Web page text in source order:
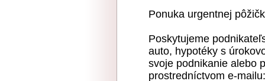
Ponuka urgentnej
Poskytujeme
auto, hypotéky s
svoje podnikanie alebo
prostredníctvom e-